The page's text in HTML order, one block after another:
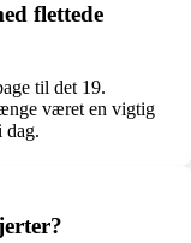
flettede
til det 19.
været en vigtig
dag.